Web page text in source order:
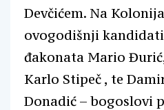
Devčićem. Na
ovogodišnji
đakonata Mario
Karlo Stipeč , te
Donadić – bogoslovi